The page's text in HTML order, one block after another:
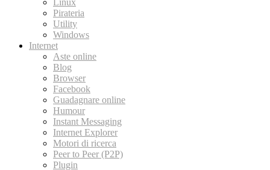
Linux
Pirateria
Utility
Windows
Internet
Aste online
Blog
Browser
Facebook
Guadagnare online
Humour
Instant Messaging
Internet Explorer
Motori di ricerca
Peer to Peer (P2P)
Plugin